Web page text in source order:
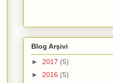
Blog Arşivi
► 2017 (5)
► 2016 (5)